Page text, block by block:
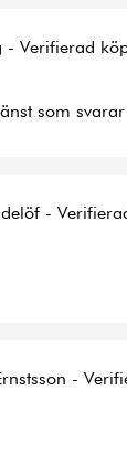
- Verifierad
som
-
-